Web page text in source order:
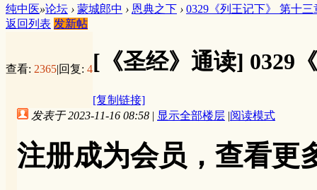
纯中医»论坛 › 蒙城郎中 › 恩典之下 › 0329《列王记下》 第十三
返回列表 发新帖
查看: 2365|回复: 4[《圣经》通读] 0329
[复制链接]
发表于 2023-11-16 08:58 | 显示全部楼层 |阅读模式
注册成为会员，查看更